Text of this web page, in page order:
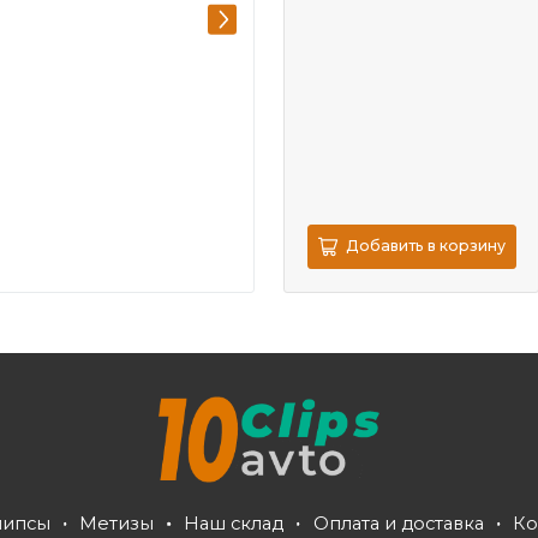
Добавить в корзину
Метизы Наш склад Оплата и доставка